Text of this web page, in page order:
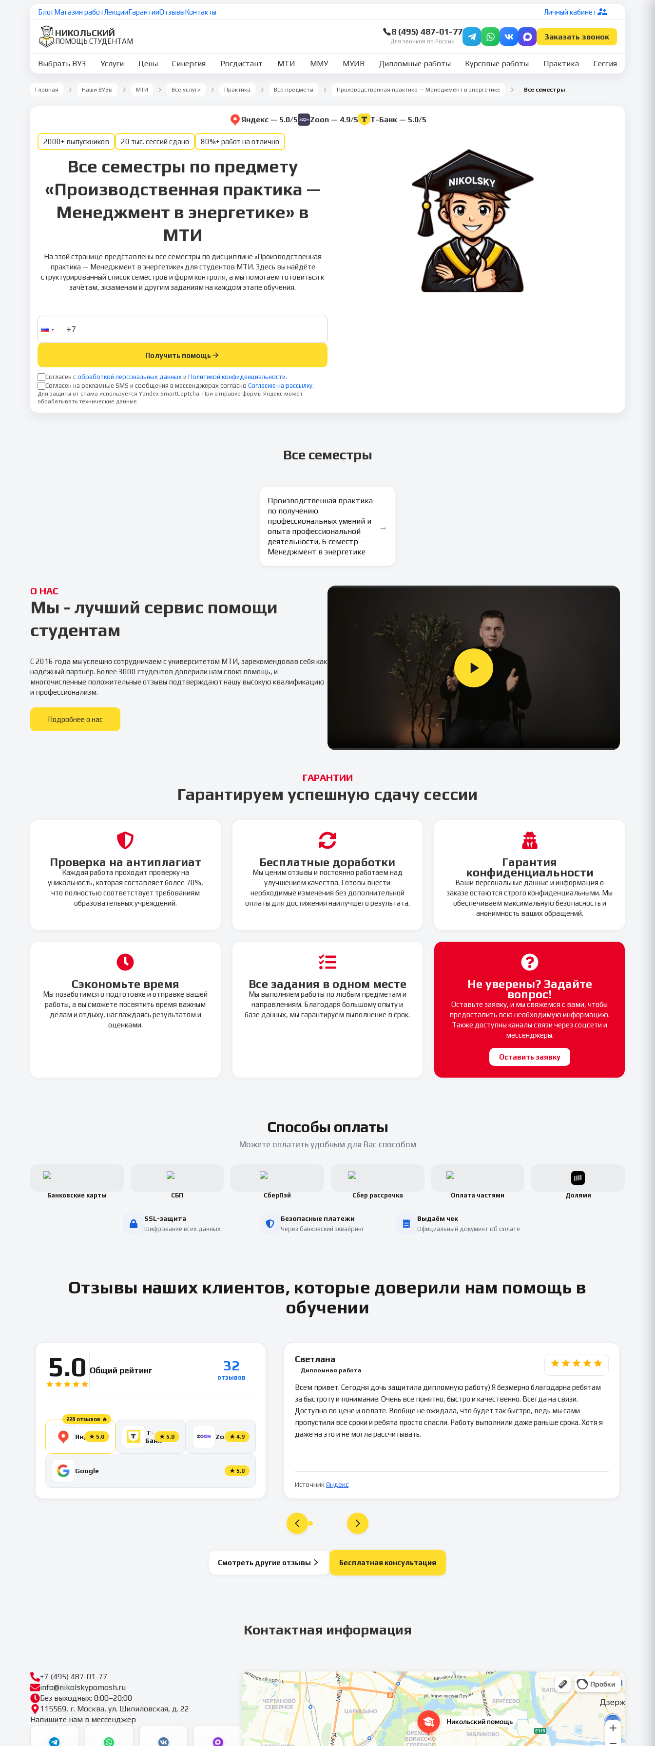
БлогМагазин работЛекцииГарантииОтзывыКонтакты Личный кабинет
НИКОЛЬСКИЙ
ПОМОЩЬ СТУДЕНТАМ
8 (495) 487-01-77
Для звонков по России
Заказать звонок
Выбрать ВУЗ Услуги Цены Синергия Росдистант МТИ ММУ МУИВ Дипломные работы Курсовые работы Практика Сессия
Главная Наши ВУЗы МТИ Все услуги Практика Все предметы Производственная практика — Менеджмент в энергетике Все семестры
Яндекс — 5.0/5 Zoon — 4.9/5 Т-Банк — 5.0/5
2000+ выпускников 20 тыс. сессий сдано 80%+ работ на отлично
Все семестры по предмету
«Производственная практика —
Менеджмент в энергетике» в
МТИ
На этой странице представлены все семестры по дисциплине «Производственная
практика — Менеджмент в энергетике» для студентов МТИ. Здесь вы найдёте
структурированный список семестров и форм контроля, а мы помогаем готовиться к
зачётам, экзаменам и другим заданиям на каждом этапе обучения.
Получить помощь
Согласен с обработкой персональных данных и Политикой конфиденциальности.
Согласен на рекламные SMS и сообщения в мессенджерах согласно Согласию на рассылку.
Для защиты от спама используется Yandex SmartCaptcha. При отправке формы Яндекс может
обрабатывать технические данные.
Все семестры
Производственная практика
по получению
профессиональных умений и
опыта профессиональной
деятельности, 6 семестр —
Менеджмент в энергетике
→
О НАС
Мы - лучший сервис помощи
студентам
С 2016 года мы успешно сотрудничаем с университетом МТИ, зарекомендовав себя как
надёжный партнёр. Более 3000 студентов доверили нам свою помощь, и
многочисленные положительные отзывы подтверждают нашу высокую квалификацию
и профессионализм.
Подробнее о нас
ГАРАНТИИ
Гарантируем успешную сдачу сессии
Проверка на антиплагиат
Каждая работа проходит проверку на
уникальность, которая составляет более 70%,
что полностью соответствует требованиям
образовательных учреждений.
Бесплатные доработки
Мы ценим отзывы и постоянно работаем над
улучшением качества. Готовы внести
необходимые изменения без дополнительной
оплаты для достижения наилучшего результата.
Гарантия
конфиденциальности
Ваши персональные данные и информация о
заказе остаются строго конфиденциальными. Мы
обеспечиваем максимальную безопасность и
анонимность ваших обращений.
Сэкономьте время
Мы позаботимся о подготовке и отправке вашей
работы, а вы сможете посвятить время важным
делам и отдыху, наслаждаясь результатом и
оценками.
Все задания в одном месте
Мы выполняем работы по любым предметам и
направлениям. Благодаря большому опыту и
базе данных, мы гарантируем выполнение в срок.
Не уверены? Задайте
вопрос!
Оставьте заявку, и мы свяжемся с вами, чтобы
предоставить всю необходимую информацию.
Также доступны каналы связи через соцсети и
мессенджеры.
Оставить заявку
Способы оплаты
Можете оплатить удобным для Вас способом
Банковские карты СБП СберПэй Сбер рассрочка Оплата частями Долями
SSL-защита
Шифрование всех данных
Безопасные платежи
Через банковский эквайринг
Выдаём чек
Официальный документ об оплате
Отзывы наших клиентов, которые доверили нам помощь в
обучении
5.0 Общий рейтинг 32
отзывов
228 отзывов 🔥
Яндекс
★ 5.0
Т-
Банк★ 5.0 Zoon★4.9
Google ★ 5.0
Светлана
Дипломная работа
Всем привет. Сегодня дочь защитила дипломную работу) Я безмерно благодарна ребятам
за быстроту и понимание. Очень все понятно, быстро и качественно. Всегда на связи.
Доступно по цене и оплате. Вообще не ожидала, что будет так быстро, ведь мы сами
пропустили все сроки и ребята просто спасли. Работу выполнили даже раньше срока. Хотя я
даже на это и не могла рассчитывать.
Источник Яндекс
Смотреть другие отзывы Бесплатная консультация
Контактная информация
+7 (495) 487-01-77
info@nikolskypomosh.ru
Без выходных: 8:00–20:00
115569, г. Москва, ул. Шипиловская, д. 22
Напишите нам в мессенджер